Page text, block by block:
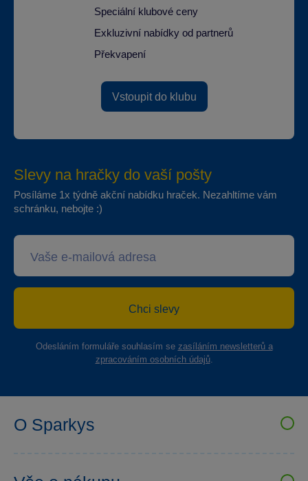
Speciální klubové ceny
Exkluzivní nabídky od partnerů
Překvapení
Vstoupit do klubu
Slevy na hračky do vaší pošty
Posíláme 1x týdně akční nabídku hraček. Nezahltíme vám
schránku, nebojte :)
Chci slevy
Odesláním formuláře souhlasím se zasíláním newsletterů a
zpracováním osobních údajů.
O Sparkys